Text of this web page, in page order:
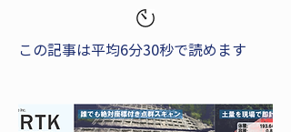
この記事は平均6分30秒で読めます